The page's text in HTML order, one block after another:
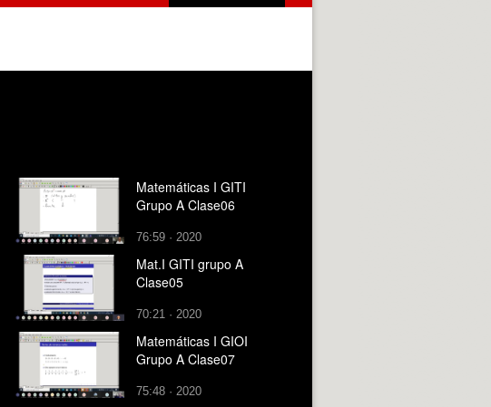
Matemáticas I GITI
Grupo A Clase06
76:59 · 2020
Mat.I GITI grupo A
Clase05
70:21 · 2020
Matemáticas I GIOI
Grupo A Clase07
75:48 · 2020